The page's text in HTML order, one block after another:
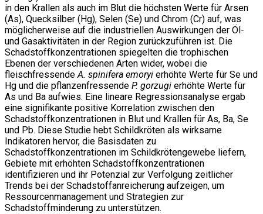
in den Krallen als auch im Blut die höchsten Werte für Arsen
(As), Quecksilber (Hg), Selen (Se) und Chrom (Cr) auf, was
möglicherweise auf die industriellen Auswirkungen der Öl-
und Gasaktivitäten in der Region zurückzuführen ist. Die
Schadstoffkonzentrationen spiegelten die trophischen
Ebenen der verschiedenen Arten wider, wobei die
fleischfressendeA. spinifera emoryi erhöhte Werte für Se und
Hg und die pflanzenfressende P. gorzugi erhöhte Werte für
As und Ba aufwies. Eine lineare Regressionsanalyse ergab
eine signifikante positive Korrelation zwischen den
Schadstoffkonzentrationen in Blut und Krallen für As, Ba, Se
und Pb. Diese Studie hebt Schildkröten als wirksame
Indikatoren hervor, die Basisdaten zu
Schadstoffkonzentrationen im Schildkrötengewebe liefern,
Gebiete mit erhöhten Schadstoffkonzentrationen
identifizieren und ihr Potenzial zur Verfolgung zeitlicher
Trends bei der Schadstoffanreicherung aufzeigen, um
Ressourcenmanagement und Strategien zur
Schadstoffminderung zu unterstützen.